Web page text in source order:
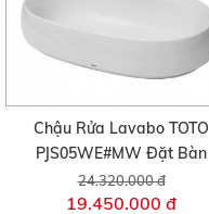
Chậu Rửa Lavabo TOTO
PJS05WE#MW Đặt Bàn
24.320.000 đ
19.450.000 đ